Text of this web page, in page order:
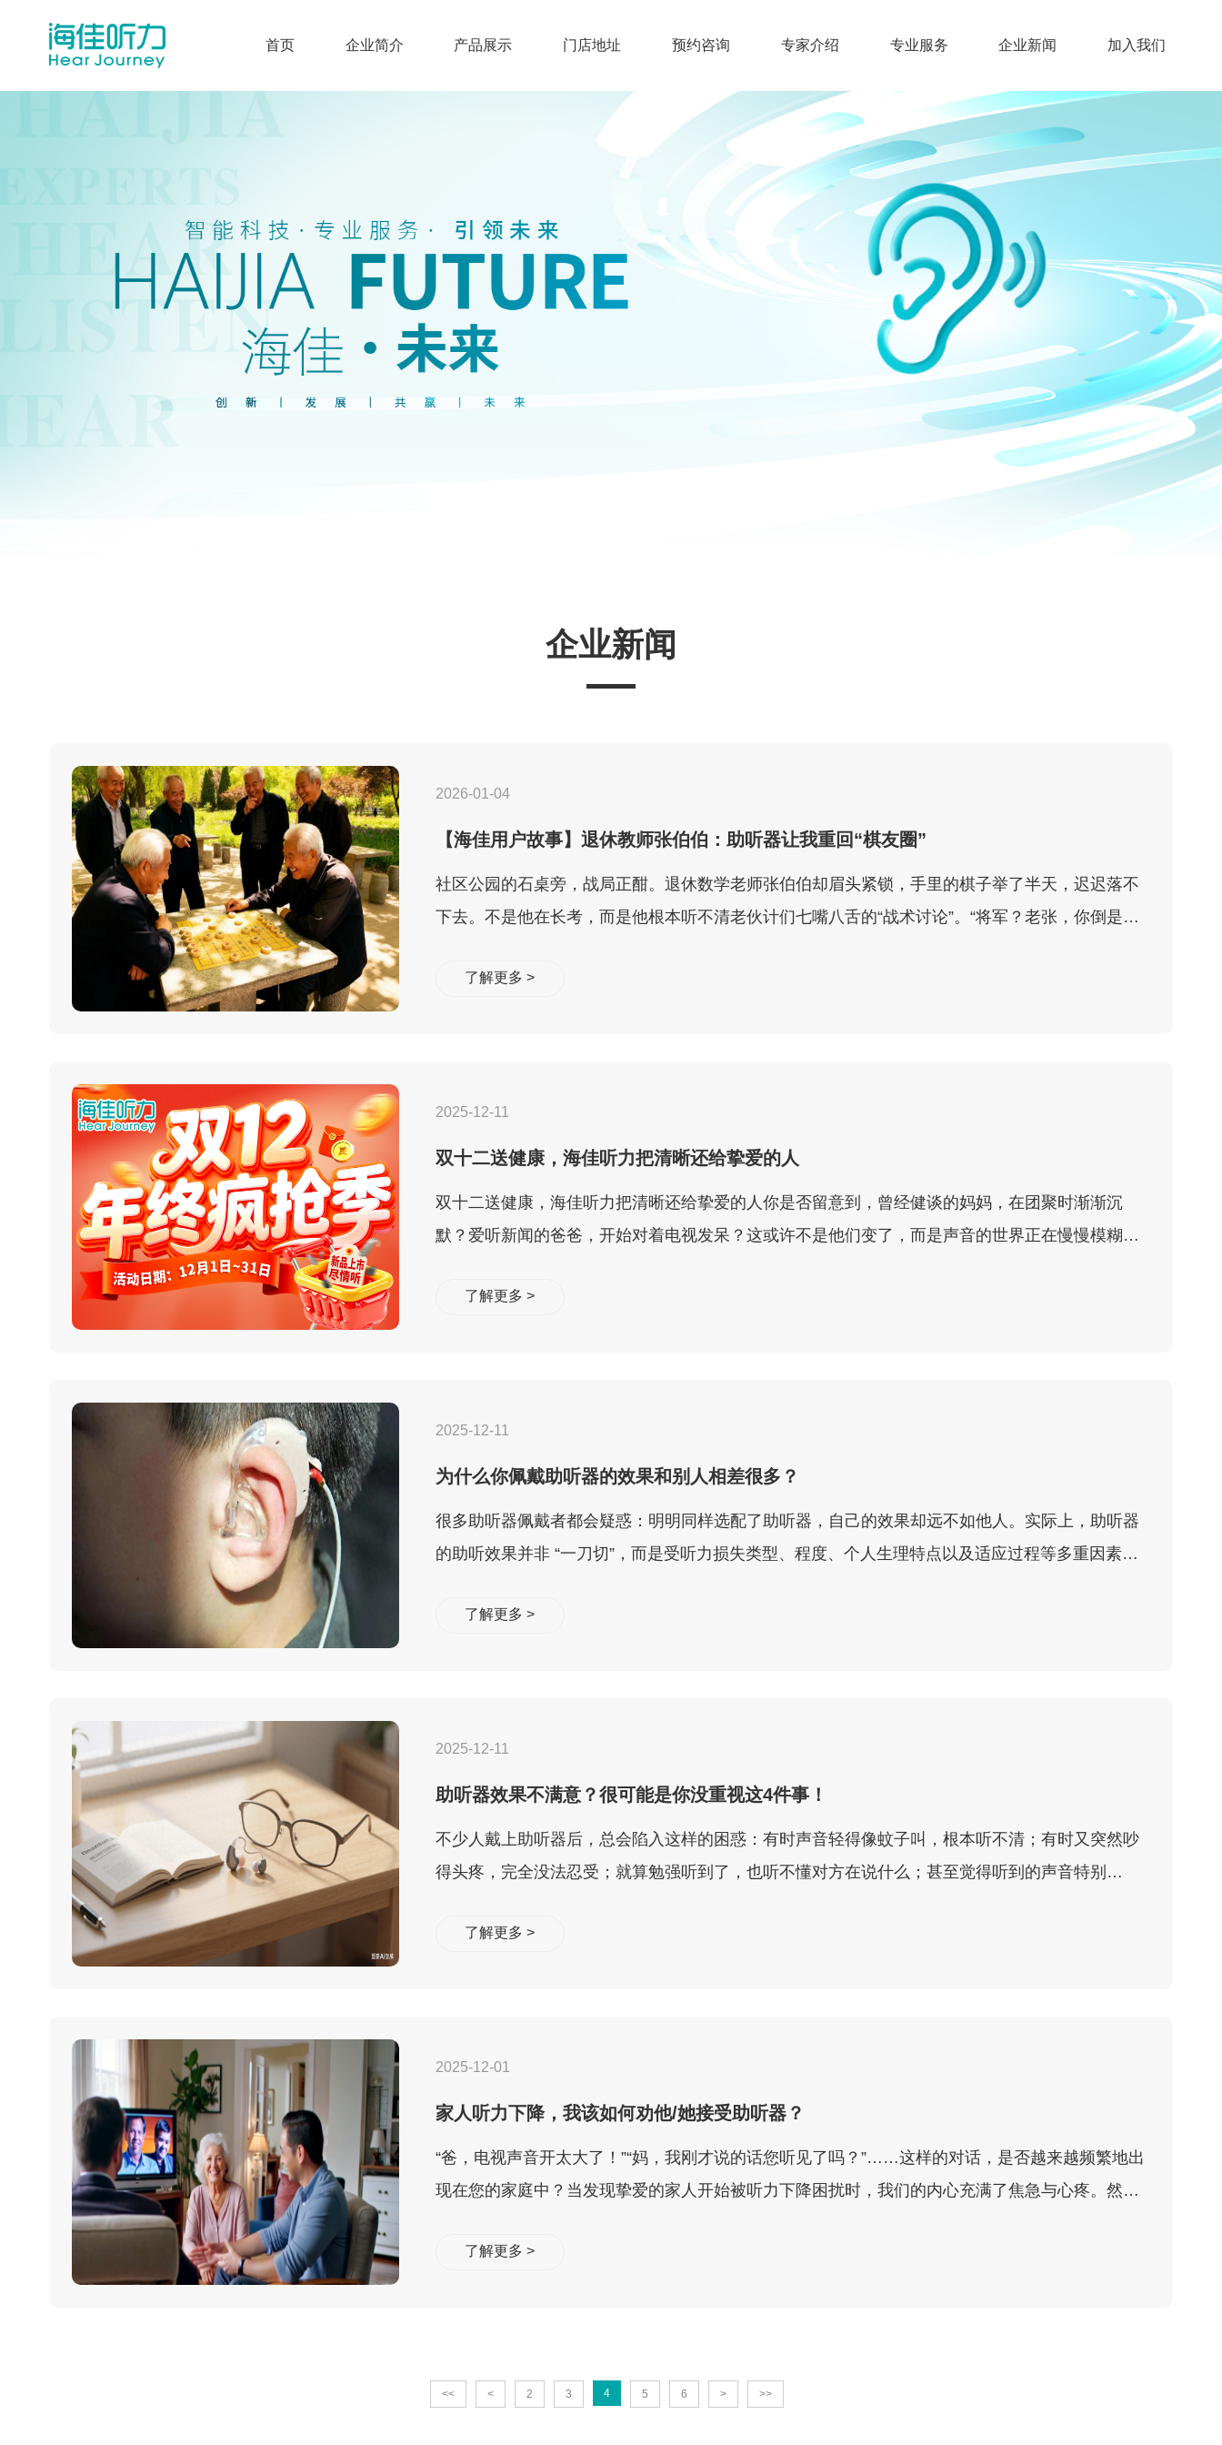
首页 企业简介 产品展示 门店地址 预约咨询 专家介绍 专业服务 企业新闻 加入我们
企业新闻
2026-01-04
【海佳用户故事】退休教师张伯伯：助听器让我重回“棋友圈”
社区公园的石桌旁，战局正酣。退休数学老师张伯伯却眉头紧锁，手里的棋子举了半天，迟迟落不
下去。不是他在长考，而是他根本听不清老伙计们七嘴八舌的“战术讨论”。“将军？老张，你倒是走
了解更多 >
2025-12-11
双十二送健康，海佳听力把清晰还给挚爱的人
双十二送健康，海佳听力把清晰还给挚爱的人你是否留意到，曾经健谈的妈妈，在团聚时渐渐沉
默？爱听新闻的爸爸，开始对着电视发呆？这或许不是他们变了，而是声音的世界正在慢慢模糊。
了解更多 >
2025-12-11
为什么你佩戴助听器的效果和别人相差很多？
很多助听器佩戴者都会疑惑：明明同样选配了助听器，自己的效果却远不如他人。实际上，助听器
的助听效果并非 “一刀切”，而是受听力损失类型、程度、个人生理特点以及适应过程等多重因素影
了解更多 >
2025-12-11
助听器效果不满意？很可能是你没重视这4件事！
不少人戴上助听器后，总会陷入这样的困惑：有时声音轻得像蚊子叫，根本听不清；有时又突然吵
得头疼，完全没法忍受；就算勉强听到了，也听不懂对方在说什么；甚至觉得听到的声音特别
了解更多 >
2025-12-01
家人听力下降，我该如何劝他/她接受助听器？
“爸，电视声音开太大了！”“妈，我刚才说的话您听见了吗？”……这样的对话，是否越来越频繁地出
现在您的家庭中？当发现挚爱的家人开始被听力下降困扰时，我们的内心充满了焦急与心疼。然
了解更多 >
<< < 2 3 4 5 6 > >>